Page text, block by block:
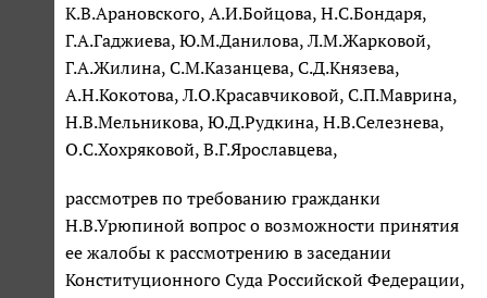
К.В.Арановского, А.И.Бойцова, Н.С.Бондаря,
Г.А.Гаджиева, Ю.М.Данилова, Л.М.Жарковой,
Г.А.Жилина, С.М.Казанцева, С.Д.Князева,
А.Н.Кокотова, Л.О.Красавчиковой, С.П.Маврина,
Н.В.Мельникова, Ю.Д.Рудкина, Н.В.Селезнева,
О.С.Хохряковой, В.Г.Ярославцева,
рассмотрев по требованию гражданки
Н.В.Урюпиной вопрос о возможности принятия
ее жалобы к рассмотрению в заседании
Конституционного Суда Российской Федерации,